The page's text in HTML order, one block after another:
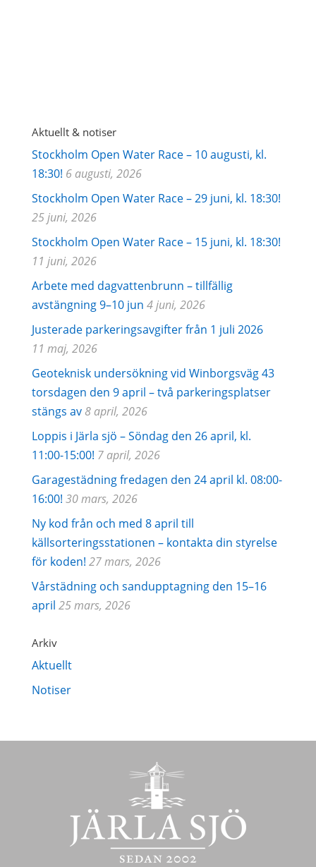
Aktuellt & notiser
Stockholm Open Water Race – 10 augusti, kl.
18:30! 6 augusti, 2026
Stockholm Open Water Race – 29 juni, kl. 18:30!
25 juni, 2026
Stockholm Open Water Race – 15 juni, kl. 18:30!
11 juni, 2026
Arbete med dagvattenbrunn – tillfällig
avstängning 9–10 jun 4 juni, 2026
Justerade parkeringsavgifter från 1 juli 2026
11 maj, 2026
Geoteknisk undersökning vid Winborgsväg 43
torsdagen den 9 april – två parkeringsplatser
stängs av 8 april, 2026
Loppis i Järla sjö – Söndag den 26 april, kl.
11:00-15:00! 7 april, 2026
Garagestädning fredagen den 24 april kl. 08:00-
16:00! 30 mars, 2026
Ny kod från och med 8 april till
källsorteringsstationen – kontakta din styrelse
för koden! 27 mars, 2026
Vårstädning och sandupptagning den 15–16
april 25 mars, 2026
Arkiv
Aktuellt
Notiser